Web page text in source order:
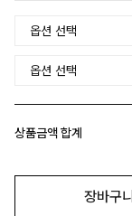
상품금액 합계
장바구니